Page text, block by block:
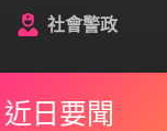
社會警政
近日要聞